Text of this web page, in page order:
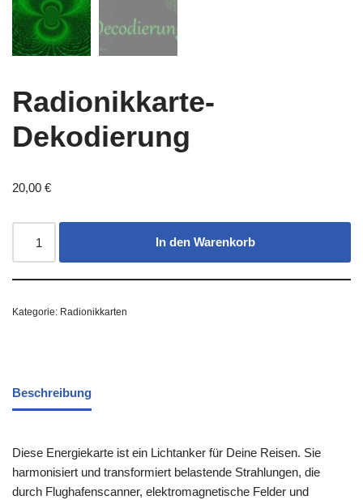
Radionikkarte-
Dekodierung
20,00 €
In den Warenkorb
Kategorie: Radionikkarten
Beschreibung
Diese Energiekarte ist ein Lichtanker für Deine Reisen. Sie
harmonisiert und transformiert belastende Strahlungen, die
durch Flughafenscanner, elektromagnetische Felder und